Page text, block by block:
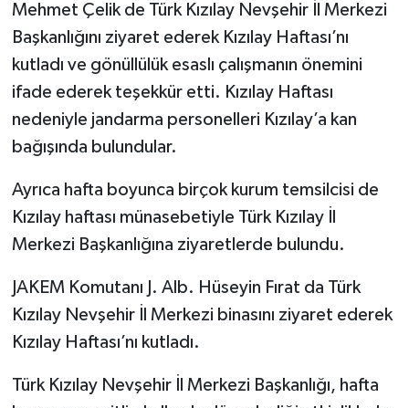
Mehmet Çelik de Türk Kızılay Nevşehir İl Merkezi
Başkanlığını ziyaret ederek Kızılay Haftası’nı
kutladı ve gönüllülük esaslı çalışmanın önemini
ifade ederek teşekkür etti. Kızılay Haftası
nedeniyle jandarma personelleri Kızılay’a kan
bağışında bulundular.
Ayrıca hafta boyunca birçok kurum temsilcisi de
Kızılay haftası münasebetiyle Türk Kızılay İl
Merkezi Başkanlığına ziyaretlerde bulundu.
JAKEM Komutanı J. Alb. Hüseyin Fırat da Türk
Kızılay Nevşehir İl Merkezi binasını ziyaret ederek
Kızılay Haftası’nı kutladı.
Türk Kızılay Nevşehir İl Merkezi Başkanlığı, hafta